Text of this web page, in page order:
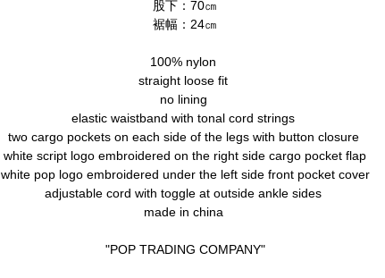
股下：70㎝
裾幅：24㎝
100% nylon
straight loose fit
no lining
elastic waistband with tonal cord strings
two cargo pockets on each side of the legs with button closure
white script logo embroidered on the right side cargo pocket flap
white pop logo embroidered under the left side front pocket cover
adjustable cord with toggle at outside ankle sides
made in china
"POP TRADING COMPANY"